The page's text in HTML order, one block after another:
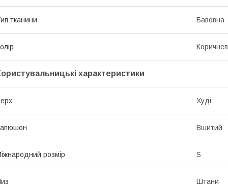
тканини Бавовна
характеристики
Худі
Вшитий
розмір S
Штани